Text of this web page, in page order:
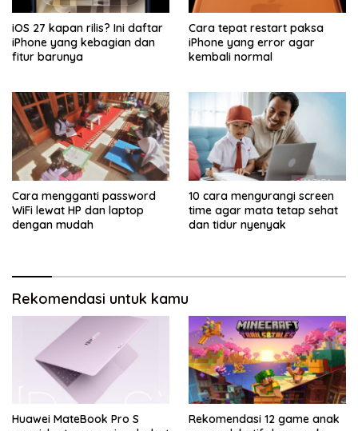
iOS 27 kapan rilis? Ini daftar
iPhone yang kebagian dan
fitur barunya
Cara tepat restart paksa
iPhone yang error agar
kembali normal
Cara mengganti password
WiFi lewat HP dan laptop
dengan mudah
10 cara mengurangi screen
time agar mata tetap sehat
dan tidur nyenyak
Rekomendasi untuk kamu
Huawei MateBook Pro S
Rekomendasi 12 game anak